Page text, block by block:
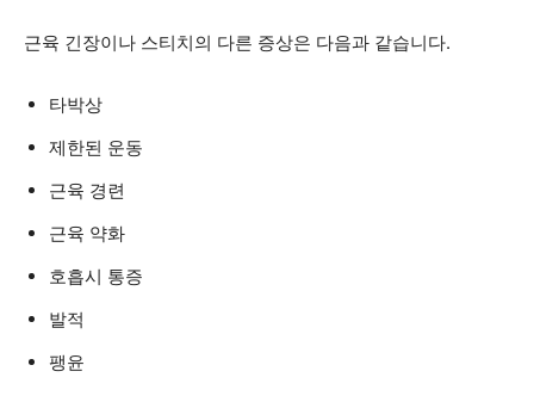
근육 긴장이나 스티치의 다른 증상은 다음과 같습니다.
타박상
제한된 운동
근육 경련
근육 약화
호흡시 통증
발적
팽윤